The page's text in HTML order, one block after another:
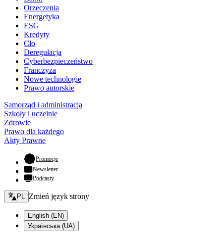
Orzeczenia
Energetyka
ESG
Kredyty
Cło
Deregulacja
Cyberbezpieczeństwo
Franczyza
Nowe technologie
Prawo autorskie
Samorząd i administracja
Szkoły i uczelnie
Zdrowie
Prawo dla każdego
Akty Prawne
Promocje- otwiera się w nowej karcie
Newsletter
Podcasty
Zmień język - bieżący:
PL Zmień język strony
English (EN)
Українська (UA)